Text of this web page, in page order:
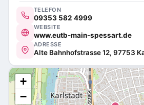
TELEFON
09353 582 4999
WEBSITE
www.eutb-main-spessart.de
ADRESSE
Alte Bahnhofstrasse 12, 97753
+
−